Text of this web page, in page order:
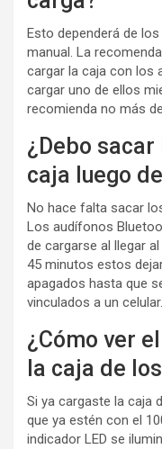
Esto dependerá de
manual. La
cargar la caja con los
cargar uno de ellos
recomienda no más
¿Debo
caja luego
No hace falta sacar
Los audífonos
de cargarse al llegar
45 minutos estos
apagados hasta que
vinculados a un celular.
¿Cómo ver
la caja de
Si ya cargaste la caja
que ya estén con el
indicador LED se